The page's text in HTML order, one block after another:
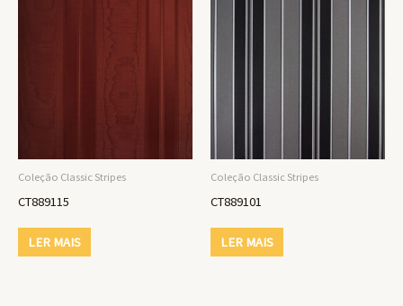
Coleção Classic Stripes
CT889115
LER MAIS
Coleção Classic Stripes
CT889101
LER MAIS